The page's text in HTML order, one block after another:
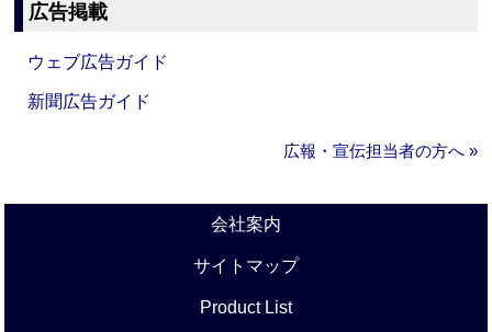
広告掲載
ウェブ広告ガイド
新聞広告ガイド
広報・宣伝担当者の方へ »
会社案内
サイトマップ
Product List